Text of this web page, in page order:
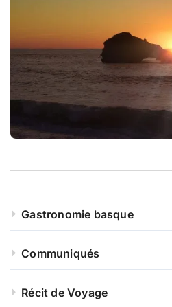
r
:
Gastronomie basque
Communiqués
Récit de Voyage